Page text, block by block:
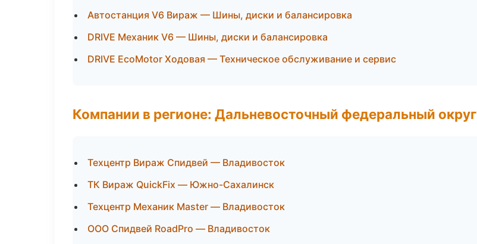
Автостанция V6 Вираж — Шины, диски и балансировка
DRIVE Механик V6 — Шины, диски и балансировка
DRIVE EcoMotor Ходовая — Техническое обслуживание и сервис
Компании в регионе: Дальневосточный федеральный округ
Техцентр Вираж Спидвей — Владивосток
ТК Вираж QuickFix — Южно-Сахалинск
Техцентр Механик Master — Владивосток
ООО Спидвей RoadPro — Владивосток